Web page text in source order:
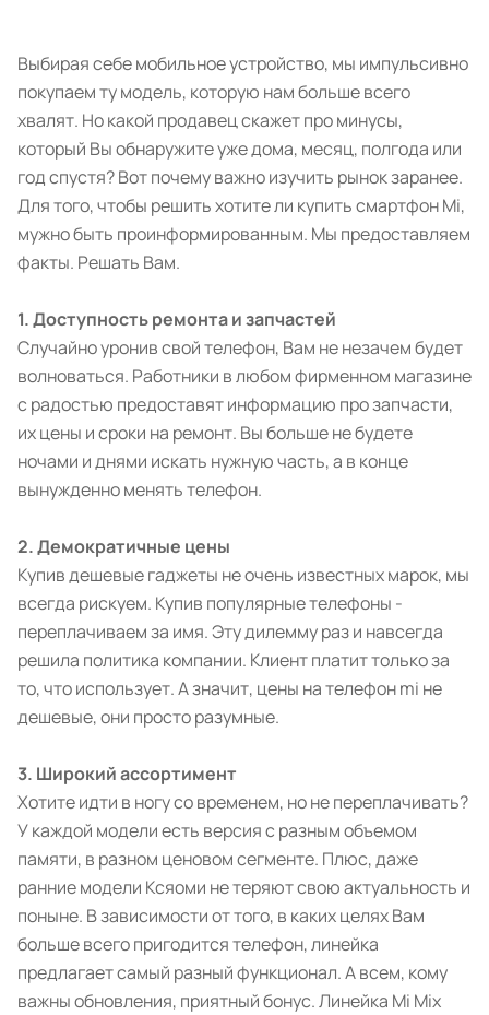
Выбирая себе мобильное устройство, мы импульсивно
покупаем ту модель, которую нам больше всего
хвалят. Но какой продавец скажет про минусы,
который Вы обнаружите уже дома, месяц, полгода или
год спустя? Вот почему важно изучить рынок заранее.
Для того, чтобы решить хотите ли купить смартфон Mi,
мужно быть проинформированным. Мы предоставляем
факты. Решать Вам.
1. Доступность ремонта и запчастей
Случайно уронив свой телефон, Вам не незачем будет
волноваться. Работники в любом фирменном магазине
с радостью предоставят информацию про запчасти,
их цены и сроки на ремонт. Вы больше не будете
ночами и днями искать нужную часть, а в конце
вынужденно менять телефон.
2. Демократичные цены
Купив дешевые гаджеты не очень известных марок, мы
всегда рискуем. Купив популярные телефоны -
переплачиваем за имя. Эту дилемму раз и навсегда
решила политика компании. Клиент платит только за
то, что использует. А значит, цены на телефон mi не
дешевые, они просто разумные.
3. Широкий ассортимент
Хотите идти в ногу со временем, но не переплачивать?
У каждой модели есть версия с разным объемом
памяти, в разном ценовом сегменте. Плюс, даже
ранние модели Ксяоми не теряют свою актуальность и
поныне. В зависимости от того, в каких целях Вам
больше всего пригодится телефон, линейка
предлагает самый разный функционал. А всем, кому
важны обновления, приятный бонус. Линейка Mi Mix